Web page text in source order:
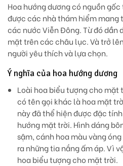
Hoa hướng dương có nguồn gốc
được các nhà thám hiểm mang
các nước Viễn Đông. Từ đó dần
mặt trên các châu lục. Và trở
người yêu thích và lựa chọn.
Ý nghĩa của hoa hướng dương
Loài hoa biểu tượng cho mặt
có tên gọi khác là hoa mặt
này đã thể hiện được đặc
hướng mặt trời. Hình dáng
sậm, cánh hoa màu vàng
ra những tia nắng ấm áp. Vì
hoa biểu tượng cho mặt trời.